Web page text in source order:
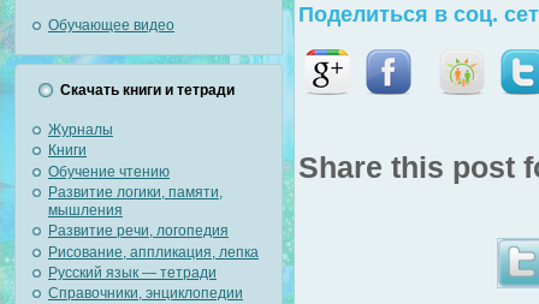
Обучающее видео
Скачать книги и тетради
Журналы
Книги
Обучение чтению
Развитие логики, памяти,
мышления
Развитие речи, логопедия
Рисование, аппликация, лепка
Русский язык — тетради
Справочники, энциклопедии
Поделиться в соц.
Share this post